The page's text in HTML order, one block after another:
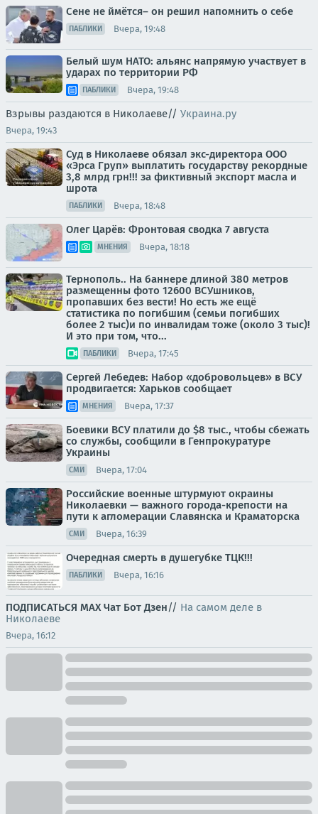
Сене не ймётся– он решил напомнить о себе
ПАБЛИКИ Вчера, 19:48
Белый шум НАТО: альянс напрямую участвует в
ударах по территории РФ
ПАБЛИКИ Вчера, 19:48
Взрывы раздаются в Николаеве// Украина.ру
Вчера, 19:43
Суд в Николаеве обязал экс-директора ООО
«Эрса Груп» выплатить государству рекордные
3,8 млрд грн!!! за фиктивный экспорт масла и
шрота
ПАБЛИКИ Вчера, 18:48
Олег Царёв: Фронтовая сводка 7 августа
МНЕНИЯ Вчера, 18:18
Тернополь.. На баннере длиной 380 метров
размещенны фото 12600 ВСУшников,
пропавших без вести! Но есть же ещё
статистика по погибшим (семьи погибших
более 2 тыс)и по инвалидам тоже (около 3 тыс)!
И это при том, что...
ПАБЛИКИ Вчера, 17:45
Сергей Лебедев: Набор «добровольцев» в ВСУ
продвигается: Харьков сообщает
МНЕНИЯ Вчера, 17:37
Боевики ВСУ платили до $8 тыс., чтобы сбежать
со службы, сообщили в Генпрокуратуре
Украины
СМИ Вчера, 17:04
Российские военные штурмуют окраины
Николаевки — важного города-крепости на
пути к агломерации Славянска и Краматорска
СМИ Вчера, 16:39
Очередная смерть в душегубке ТЦК!!!
ПАБЛИКИ Вчера, 16:16
ПОДПИСАТЬСЯ МАХ Чат Бот Дзен// На самом деле в
Николаеве
Вчера, 16:12